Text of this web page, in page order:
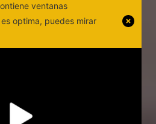
ventanas
optima, puedes mirar